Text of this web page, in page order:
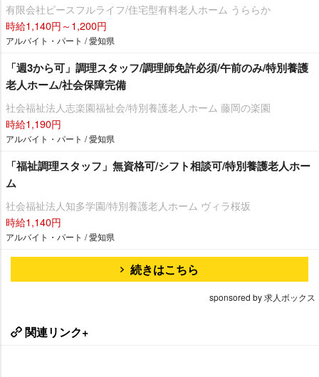
有限会社ピースフルライフ/住宅型有料老人ホーム うららか
時給1,140円～1,200円
アルバイト・パート / 愛知県
「週3から可」調理スタッフ/調理師免許必須/午前のみ/特別養護
老人ホーム/社会保障完備
社会福祉法人志楽園福祉会/特別養護老人ホーム 藤岡の楽園
時給1,190円
アルバイト・パート / 愛知県
「福祉調理スタッフ」無資格可/シフト相談可/特別養護老人ホー
ム
社会福祉法人知多学園/特別養護老人ホーム ヴィラ桜坂
時給1,140円
アルバイト・パート / 愛知県
続きはこちら
sponsored by 求人ボックス
関連リンク+